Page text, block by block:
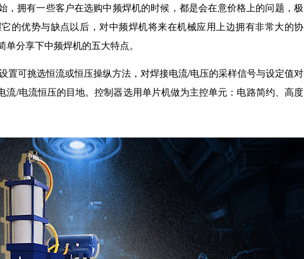
，拥有一些客户在选购中频焊机的时候，都是会在意价格上的问题，极
它的优势与缺点以后，对中频焊机将来在机械应用上边拥有非常大的协
分享下中频焊机的五大特点。
设置可挑选恒流或恒压操纵方法，对焊接电流/电压的采样信号与设定值对
/电流恒压的目地。控制器选用单片机做为主控单元：电路简约、高度